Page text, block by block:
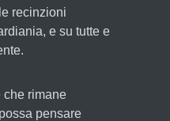
recinzioni
e su tutte e
che rimane
pensare